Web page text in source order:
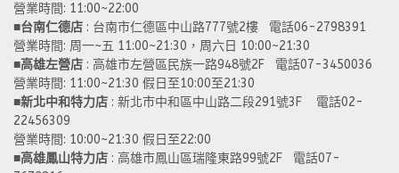
營業時間: 11:00~22:00
■台南仁德店 : 台南市仁德區中山路777號2樓   電話06-2798391
營業時間: 周一~五 11:00~21:30，周六日 10:00~21:30
■高雄左營店 : 高雄市左營區民族一路948號2F   電話07-3450036
營業時間: 11:00~21:30 假日至10:00至21:30
■新北中和特力店 : 新北市中和區中山路二段291號3F    電話02-
22456309
營業時間: 10:00~21:30 假日至22:00
■高雄鳳山特力店 : 高雄市鳳山區瑞隆東路99號2F   電話07-